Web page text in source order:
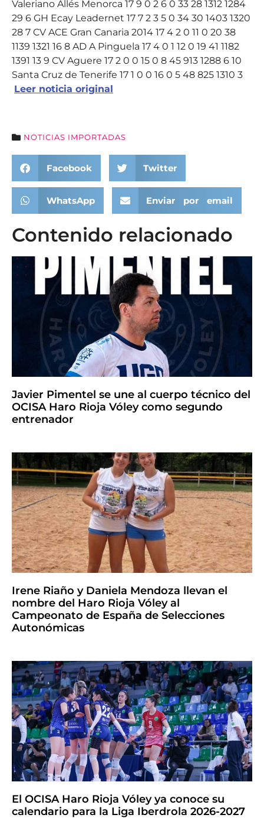
Valeriano Allés Menorca 17 9 0 2 6 0 33 28 1312 1284
29 6 GH Ecay Leadernet 17 7 2 3 5 0 34 30 1403 1320
28 7 CV ACE Gran Canaria 2014 17 4 2 0 11 0 20 38
1139 1321 16 8 AD A Pinguela 17 4 0 1 12 0 19 41 1182
1391 13 9 CV Aguere 17 2 0 0 15 0 8 45 913 1288 6 10
Santa Cruz de Tenerife 17 1 0 0 16 0 5 48 825 1310 3
Leer noticia original
NOTICIAS IMPORTADAS
Facebook Twitter
WhatsApp Enviar por email
Contenido relacionado
Javier Pimentel se une al cuerpo técnico del
OCISA Haro Rioja Vóley como segundo
entrenador
Irene Riaño y Daniela Mendoza llevan el
nombre del Haro Rioja Vóley al
Campeonato de España de Selecciones
Autonómicas
El OCISA Haro Rioja Vóley ya conoce su
calendario para la Liga Iberdrola 2026-2027